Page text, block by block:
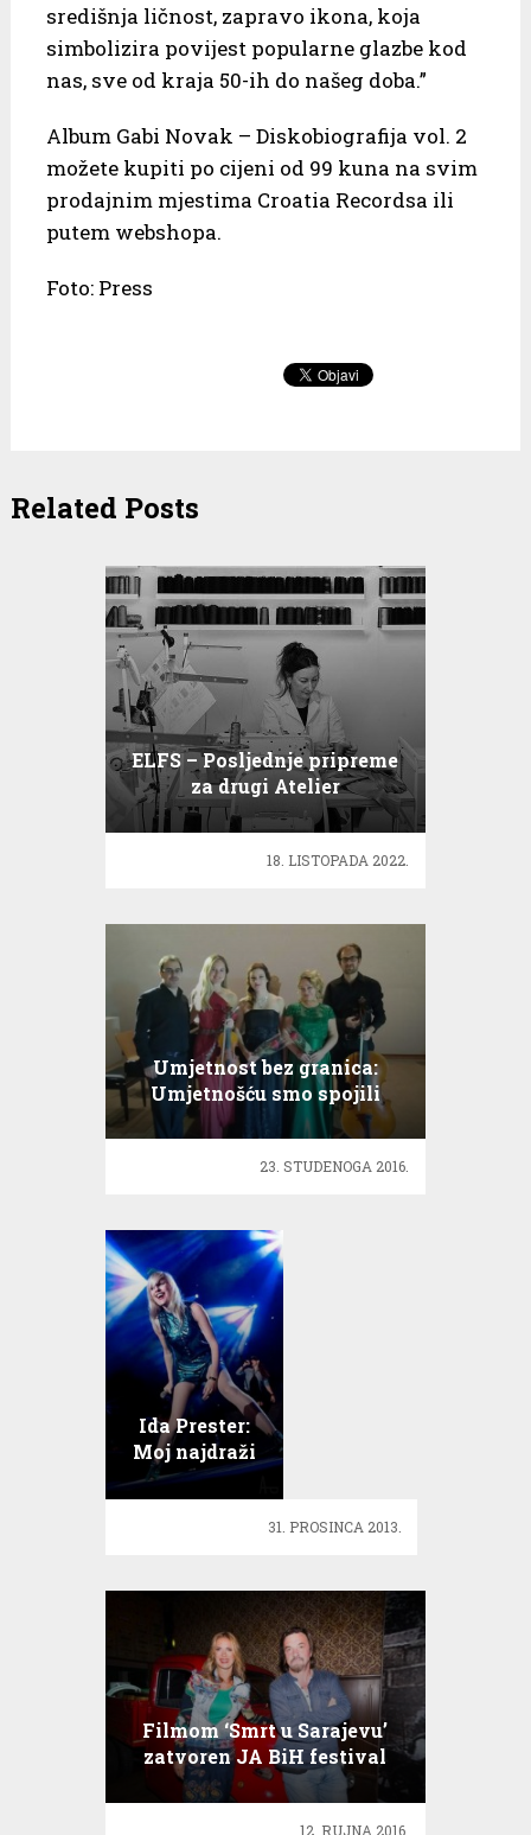
središnja ličnost, zapravo ikona, koja
simbolizira povijest popularne glazbe kod
nas, sve od kraja 50-ih do našeg doba.”
Album Gabi Novak – Diskobiografija vol. 2
možete kupiti po cijeni od 99 kuna na svim
prodajnim mjestima Croatia Recordsa ili
putem webshopa.
Foto: Press
Related Posts
ELFS – Posljednje pripreme
za drugi Atelier
18. LISTOPADA 2022.
Umjetnost bez granica:
Umjetnošću smo spojili
23. STUDENOGA 2016.
Ida Prester:
Moj najdraži
trenutak u
2013. godini!
31. PROSINCA 2013.
Filmom ‘Smrt u Sarajevu’
zatvoren JA BiH festival
12. RUJNA 2016.